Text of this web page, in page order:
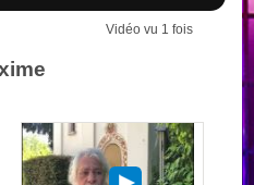
Vidéo vu 1 fois